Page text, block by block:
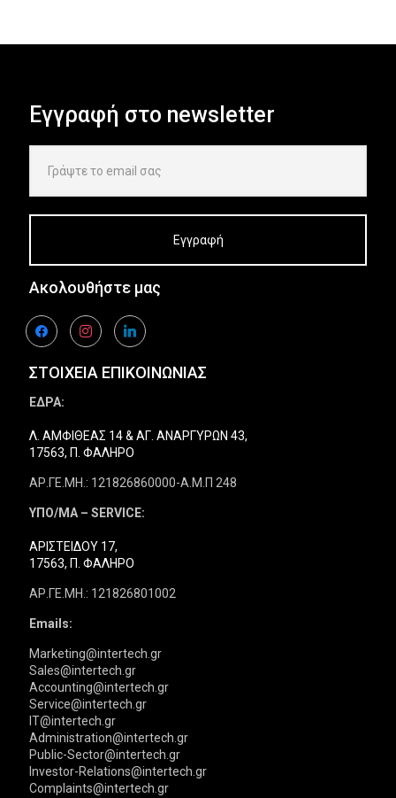
Εγγραφή στο newsletter
Ακολουθήστε μας
facebookinstagramlinkedin
ΣΤΟΙΧΕΙΑ ΕΠΙΚΟΙΝΩΝΙΑΣ
ΕΔΡΑ:
Λ. ΑΜΦΙΘΕΑΣ 14 & ΑΓ. ΑΝΑΡΓΥΡΩΝ 43,
17563, Π. ΦΑΛΗΡΟ
ΑΡ.ΓΕ.ΜΗ.: 121826860000-Α.Μ.Π 248
ΥΠΟ/ΜΑ – SERVICE:
ΑΡΙΣΤΕΙΔΟΥ 17,
17563, Π. ΦΑΛΗΡΟ
ΑΡ.ΓΕ.ΜΗ.: 121826801002
Emails:
Marketing@intertech.gr
Sales@intertech.gr
Accounting@intertech.gr
Service@intertech.gr
IT@intertech.gr
Administration@intertech.gr
Public-Sector@intertech.gr
Investor-Relations@intertech.gr
Complaints@intertech.gr